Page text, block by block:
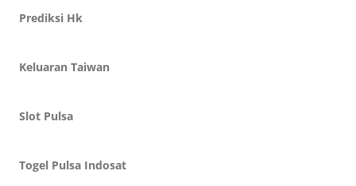
Prediksi Hk
Keluaran Taiwan
Slot Pulsa
Togel Pulsa Indosat